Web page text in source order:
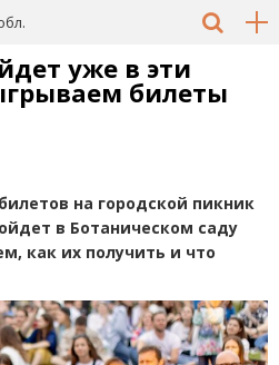
уже в эти
билеты
на городской пикник
в Ботаническом саду
как их получить и что